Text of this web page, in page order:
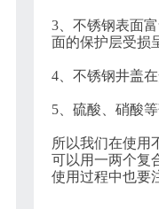
3、不锈钢表面
面的保护层受损
4、不锈钢井盖
5、硫酸、硝酸
所以我们在使用
可以用一两个复
使用过程中也要